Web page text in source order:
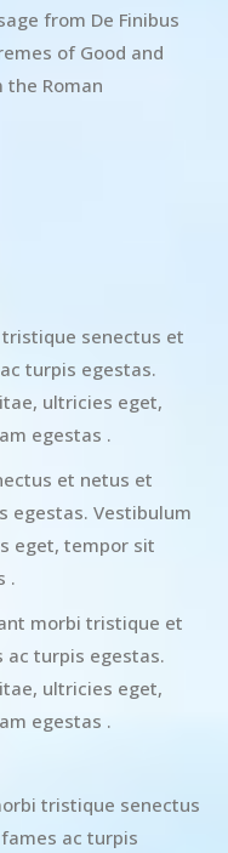
from De Finibus
of Good and
the Roman
senectus et
turpis egestas.
ultricies eget,
egestas .
et netus et
egestas. Vestibulum
eget, tempor sit
.
morbi tristique et
ac turpis egestas.
ultricies eget,
egestas .
tristique senectus
ac turpis